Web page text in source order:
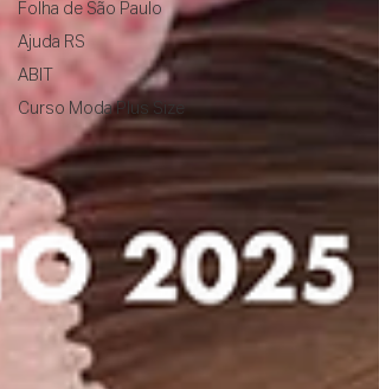
Folha de São Paulo
Ajuda RS
ABIT
Curso Moda Plus Size